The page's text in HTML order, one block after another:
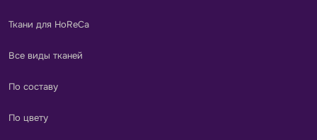
Ткани для HoReCa
Все виды тканей
По составу
По цвету